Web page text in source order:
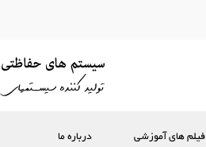
فیلم های آموزشی درباره ما